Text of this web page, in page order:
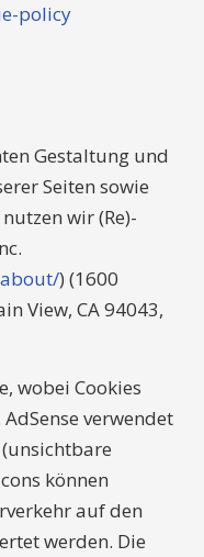
policy
Gestaltung und
Seiten sowie
wir (Re)-
) (1600
View, CA 94043,
wobei Cookies
verwendet
können
auf den
werden. Die